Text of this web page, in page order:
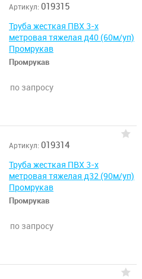
Артикул: 019315
Труба жесткая ПВХ 3-х
метровая тяжелая д40 (60м/уп)
Промрукав
Промрукав
по запросу
Артикул: 019314
Труба жесткая ПВХ 3-х
метровая тяжелая д32 (90м/уп)
Промрукав
Промрукав
по запросу